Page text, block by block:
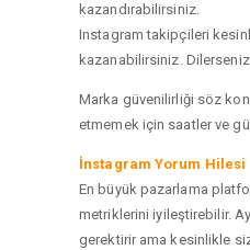
kazandırabilirsiniz.
Instagram takipçileri
kazanabilirsiniz.
Marka güvenilirliği söz
etmemek için saatler ve
İnstagram Yorum Hilesi
En büyük pazarlama
metriklerini iyileştirebilir.
gerektirir ama kesinlikle